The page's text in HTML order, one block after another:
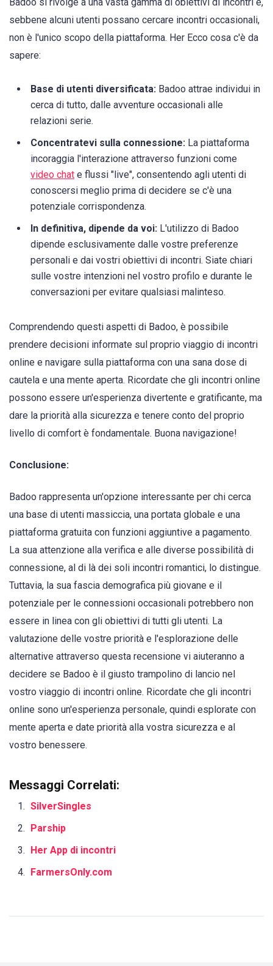
sebbene alcuni utenti possano cercare incontri occasionali,
non è l'unico scopo della piattaforma. Her Ecco cosa c'è da
sapere:
Base di utenti diversificata: Badoo attrae individui in
cerca di tutto, dalle avventure occasionali alle
relazioni serie.
Concentratevi sulla connessione: La piattaforma
incoraggia l'interazione attraverso funzioni come
video chat e flussi "live", consentendo agli utenti di
conoscersi meglio prima di decidere se c'è una
potenziale corrispondenza.
In definitiva, dipende da voi: L'utilizzo di Badoo
dipende esclusivamente dalle vostre preferenze
personali e dai vostri obiettivi di incontri. Siate chiari
sulle vostre intenzioni nel vostro profilo e durante le
conversazioni per evitare qualsiasi malinteso.
Comprendendo questi aspetti di Badoo, è possibile
prendere decisioni informate sul proprio viaggio di incontri
online e navigare sulla piattaforma con una sana dose di
cautela e una mente aperta. Ricordate che gli incontri online
possono essere un'esperienza divertente e gratificante, ma
dare la priorità alla sicurezza e tenere conto del proprio
livello di comfort è fondamentale. Buona navigazione!
Conclusione:
Badoo rappresenta un'opzione interessante per chi cerca
una base di utenti massiccia, una portata globale e una
piattaforma gratuita con funzioni aggiuntive a pagamento.
La sua attenzione alla verifica e alle diverse possibilità di
connessione, al di là dei soli incontri romantici, lo distingue.
Tuttavia, la sua fascia demografica più giovane e il
potenziale per le connessioni occasionali potrebbero non
essere in linea con gli obiettivi di tutti gli utenti. La
valutazione delle vostre priorità e l'esplorazione delle
alternative attraverso questa recensione vi aiuteranno a
decidere se Badoo è il giusto trampolino di lancio nel
vostro viaggio di incontri online. Ricordate che gli incontri
online sono un'esperienza personale, quindi esplorate con
mente aperta e date priorità alla vostra sicurezza e al
vostro benessere.
Messaggi Correlati:
SilverSingles
Parship
Her App di incontri
FarmersOnly.com